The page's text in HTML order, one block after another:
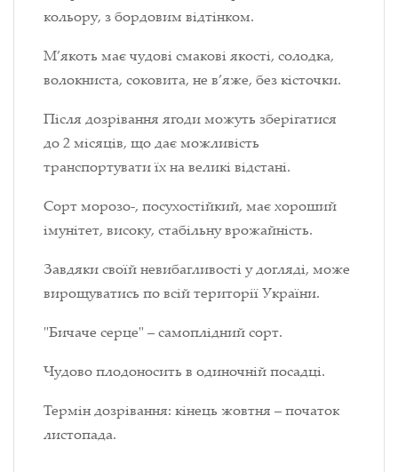
кольору, з бордовим відтінком.
М’якоть має чудові смакові якості, солодка,
волокниста, соковита, не в’яже, без кісточки.
Після дозрівання ягоди можуть зберігатися
до 2 місяців, що дає можливість
транспортувати їх на великі відстані.
Сорт морозо-, посухостійкий, має хороший
імунітет, високу, стабільну врожайність.
Завдяки своїй невибагливості у догляді, може
вирощуватись по всій території України.
"Бичаче серце" – самоплідний сорт.
Чудово плодоносить в одиночній посадці.
Термін дозрівання: кінець жовтня – початок
листопада.